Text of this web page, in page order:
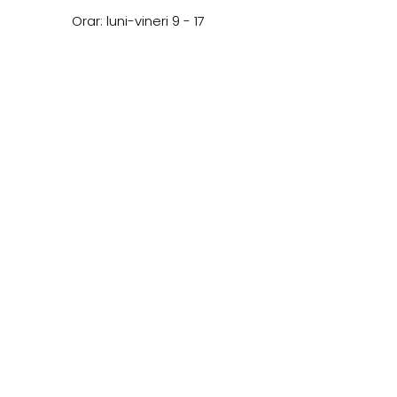
Orar: luni-vineri 9 - 17